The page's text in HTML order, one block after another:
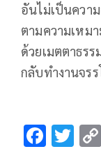
อันไม่เป็นควา
ตามความเหม
ด้วยเมตตาธร
กลับทำงานจร
F T